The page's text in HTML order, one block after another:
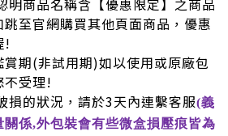
明商品名稱含【優惠限定】之商品
至官網購買其他頁面商品，優惠
!
賞期(非試用期)如以使用或原廠包
不受理!
損的狀況，請於3天內連繫客服(義
關係,外包裝會有些微盒損壓痕皆為